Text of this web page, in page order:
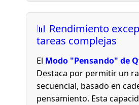
📊 Rendimiento
tareas complejas
El Modo "Pensando" de
Destaca por permitir un
secuencial, basado en
pensamiento. Esta